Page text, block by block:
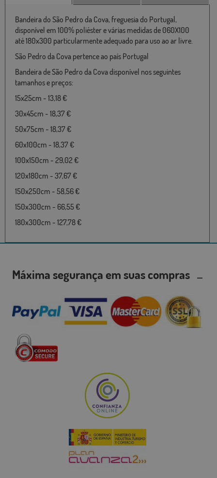
Bandeira do São Pedro da Cova, freguesia do Portugal,
disponível em 100% poliéster e várias medidas de 060X100
até 180x300 particularmente adequado para uso ao ar livre.
São Pedro da Cova pertence ao país Portugal
Bandeira de São Pedro da Cova disponível nos seguintes
tamanhos e preços:
15x25cm - 13,18 €
30x45cm - 18,37 €
50x75cm - 18,37 €
60x100cm - 18,37 €
100x150cm - 29,02 €
120x180cm - 37,67 €
150x250cm - 58,56 €
150x300cm - 66,55 €
180x300cm - 127,78 €
Máxima segurança em suas compras